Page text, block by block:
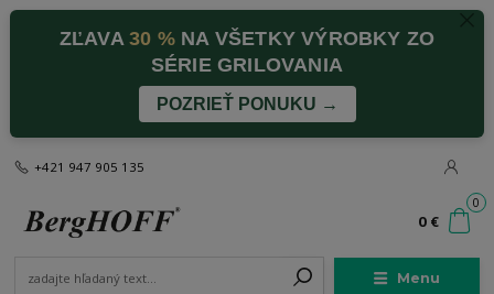
ZĽAVA30 %NA VŠETKY VÝROBKY ZO
SÉRIE GRILOVANIA
POZRIEŤ PONUKU →
Menu
+421 947 905 135
0
0 €